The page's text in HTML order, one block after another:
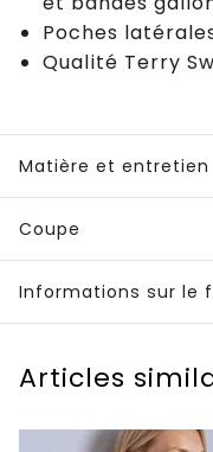
Poches
Qualité Terry
Matière et entretien
Coupe
Informations sur le
Articles